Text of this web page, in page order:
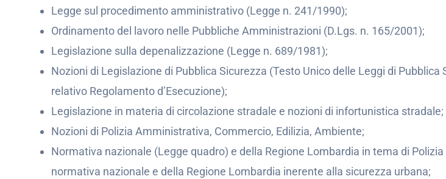
Legge sul procedimento amministrativo (Legge n. 241/1990);
Ordinamento del lavoro nelle Pubbliche Amministrazioni (D.Lgs. n. 165/2001);
Legislazione sulla depenalizzazione (Legge n. 689/1981);
Nozioni di Legislazione di Pubblica Sicurezza (Testo Unico delle Leggi di Pubblica
relativo Regolamento d’Esecuzione);
Legislazione in materia di circolazione stradale e nozioni di infortunistica stradale;
Nozioni di Polizia Amministrativa, Commercio, Edilizia, Ambiente;
Normativa nazionale (Legge quadro) e della Regione Lombardia in tema di Polizia
normativa nazionale e della Regione Lombardia inerente alla sicurezza urbana;